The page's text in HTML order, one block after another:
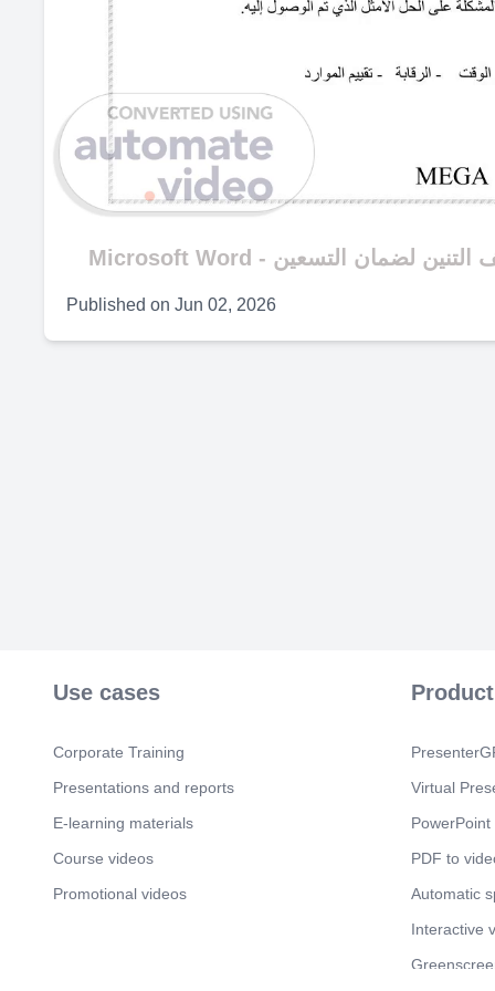
Published on Jun 02, 2026
Use cases
Corporate Training
Presentations and reports
E-learning materials
Course videos
Promotional videos
Product
Virtual
PDF to
Automatic
Interactive